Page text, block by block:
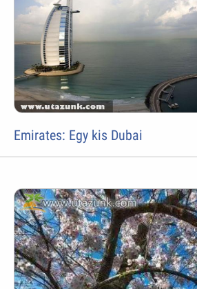
Emirates: Egy kis Dubai